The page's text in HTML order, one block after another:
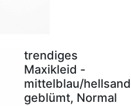
trendiges
Maxikleid -
mittelblau/hellsand
geblümt, Normal